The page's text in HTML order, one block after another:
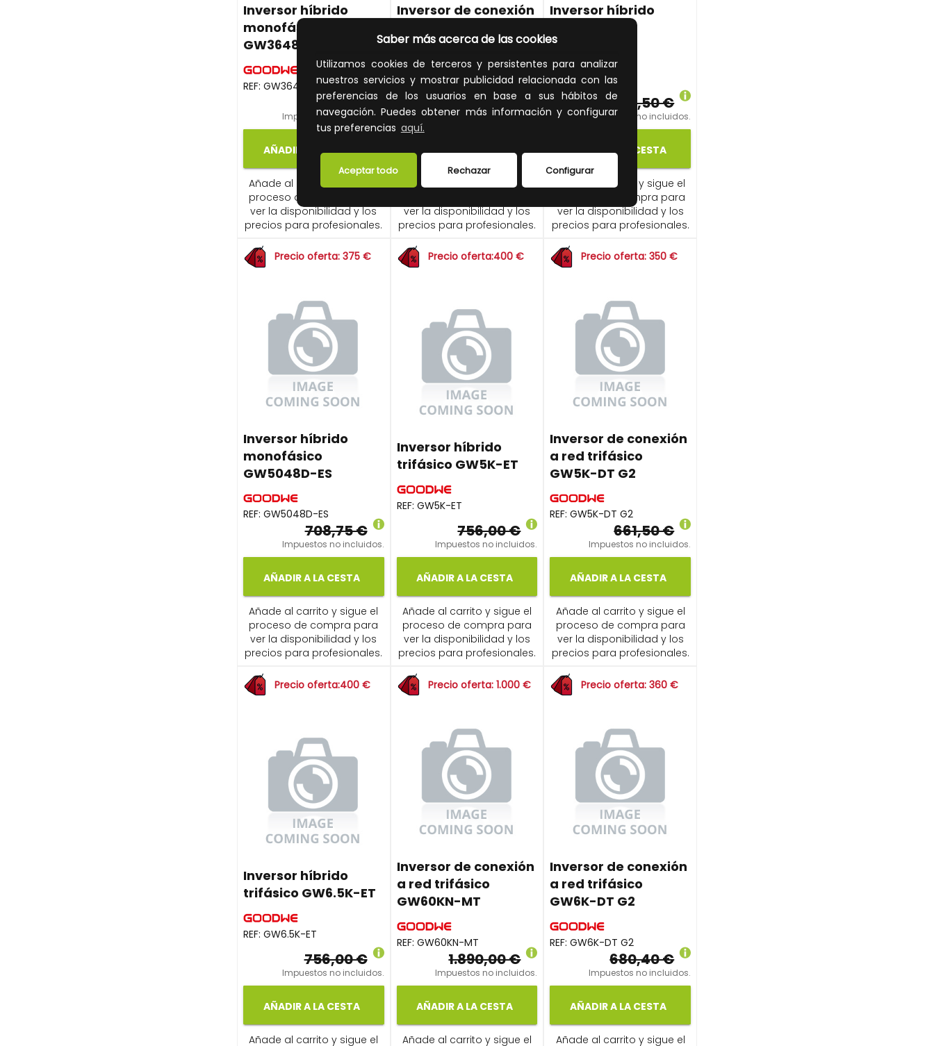
Saber más acerca de las cookies
Utilizamos cookies de terceros y persistentes para analizar
nuestros servicios y mostrar publicidad relacionada con las
preferencias de los usuarios en base a sus hábitos de
navegación. Puedes obtener más información y configurar
tus preferencias aquí.
Configurar
Rechazar
Aceptar todo
Inversor híbrido
monofásico
GW3648-EM
REF: GW3648-EM
567,00 €
Impuestos no incluidos.
AÑADIR A LA CESTA
Añade al carrito y sigue el
proceso de compra para
ver la disponibilidad y los
precios para profesionales.
Inversor de conexión
GW36K-MT
REF: GW36K-MT
1.512,00 €
Impuestos no incluidos.
AÑADIR A LA CESTA
Añade al carrito y sigue el
ver la disponibilidad y los
precios para profesionales.
Inversor híbrido
GW3648D-ES
REF:GW3648D-ES
661,50 €
Impuestos no incluidos.
AÑADIR A LA CESTA
Añade al carrito y sigue el
proceso de compra para
ver la disponibilidad y los
precios para profesionales.
Precio oferta: 375 €
Inversor híbrido
monofásico
GW5048D-ES
REF: GW5048D-ES
708,75 €
Impuestos no incluidos.
AÑADIR A LA CESTA
Añade al carrito y sigue el
proceso de compra para
ver la disponibilidad y los
precios para profesionales.
Precio oferta:400 €
Inversor híbrido
trifásico GW5K-ET
REF: GW5K-ET
756,00 €
Impuestos no incluidos.
AÑADIR A LA CESTA
Añade al carrito y sigue el
proceso de compra para
ver la disponibilidad y los
precios para profesionales.
Precio oferta: 350 €
Inversor de conexión
a red trifásico
GW5K-DT G2
REF:GW5K-DT G2
661,50 €
Impuestos no incluidos.
AÑADIR A LA CESTA
Añade al carrito y sigue el
proceso de compra para
ver la disponibilidad y los
precios para profesionales.
Precio oferta:400 €
Inversor híbrido
trifásico GW6.5K-ET
REF: GW6.5K-ET
756,00 €
Impuestos no incluidos.
AÑADIR A LA CESTA
Añade al carrito y sigue el
Precio oferta: 1.000 €
Inversor de conexión
a red trifásico
GW60KN-MT
REF: GW60KN-MT
1.890,00 €
Impuestos no incluidos.
AÑADIR A LA CESTA
Añade al carrito y sigue el
Precio oferta: 360 €
Inversor de conexión
a red trifásico
GW6K-DT G2
REF:GW6K-DT G2
680,40 €
Impuestos no incluidos.
AÑADIR A LA CESTA
Añade al carrito y sigue el